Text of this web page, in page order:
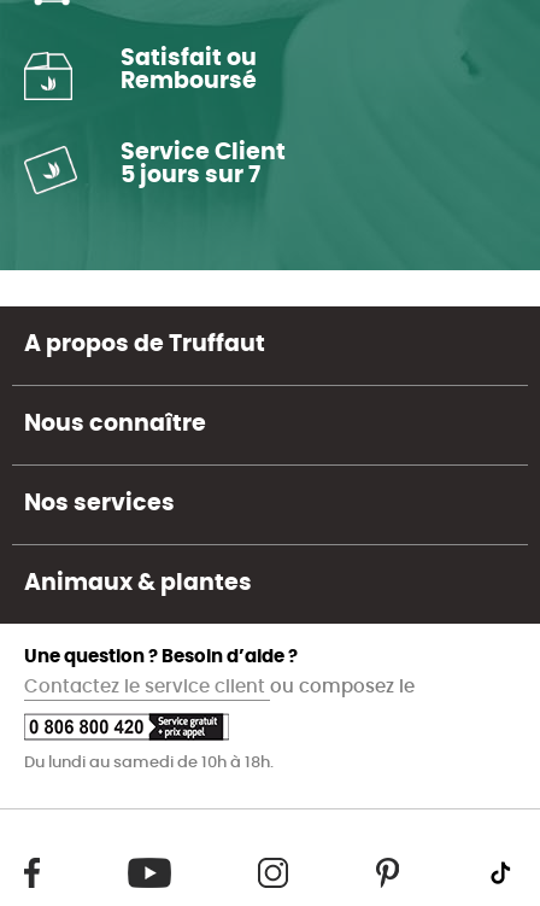
Satisfait ou
Remboursé
Service Client
5 jours sur 7
A propos de Truffaut
Nous connaître
Nos services
Animaux & plantes
Une question ? Besoin d’aide ?
Contactez le service client ou composez le
Du lundi au samedi de 10h à 18h.